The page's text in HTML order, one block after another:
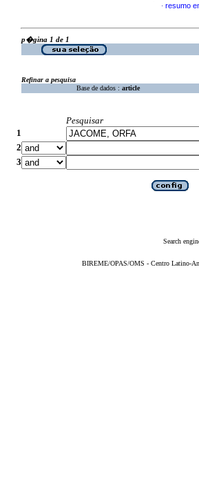
· resumo
p�gina 1 de 1
Refinar a pesquisa
Base de dados : article
Pesquisar
1
2
3
Search
BIREME/OPAS/OMS - Centro Latino-